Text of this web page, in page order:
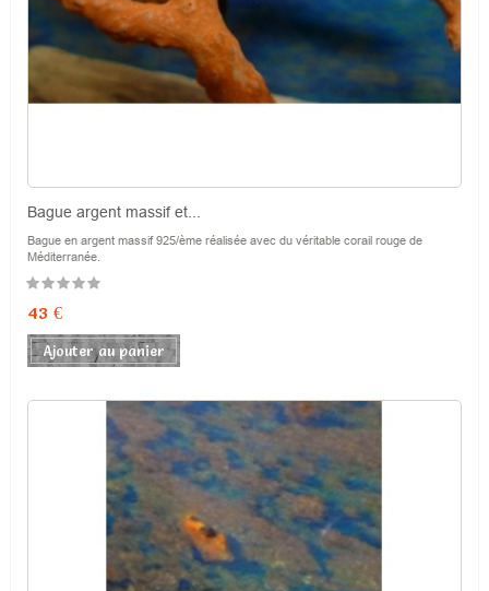
Bague argent massif et...
Bague en argent massif 925/ème réalisée avec du véritable corail rouge de
Méditerranée.
Prix
43 €
Ajouter au panier